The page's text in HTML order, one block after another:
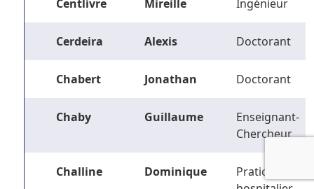
Centlivre Mireille Ingénieur
Cerdeira Alexis Doctorant
Chabert Jonathan Doctorant
Chaby Guillaume
Enseignant-
Chercheur
Challine Dominique
Praticien